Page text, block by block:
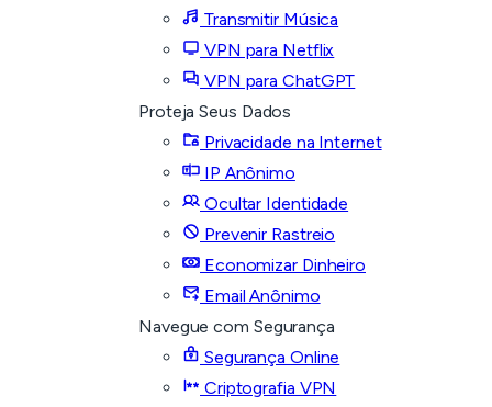
Transmitir Música
VPN para Netflix
VPN para ChatGPT
Proteja Seus Dados
Privacidade na Internet
IP Anônimo
Ocultar Identidade
Prevenir Rastreio
Economizar Dinheiro
Email Anônimo
Navegue com Segurança
Segurança Online
Criptografia VPN